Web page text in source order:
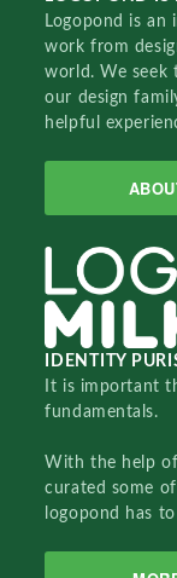
Logopond is
work from
world. We seek
our design
helpful
IDENTITY
It is important
fundamentals.
With the help of
curated some
logopond has